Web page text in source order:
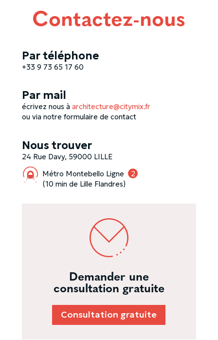
Contactez-nous
Par téléphone
+33 9 73 65 17 60
Par mail
écrivez nous à architecture@citymix.fr
ou via notre formulaire de contact
Nous trouver
24 Rue Davy, 59000 LILLE
Métro Montebello Ligne
2
(10 min de Lille Flandres)
Demander une
consultation gratuite
Consultation gratuite